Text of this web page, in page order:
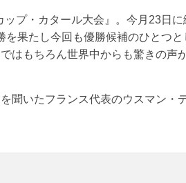
プ・カタール大会』。今月23日
果たし今回も優勝候補のひとつ
はもちろん世界中からも驚きの声
聞いたフランス代表のウスマン・